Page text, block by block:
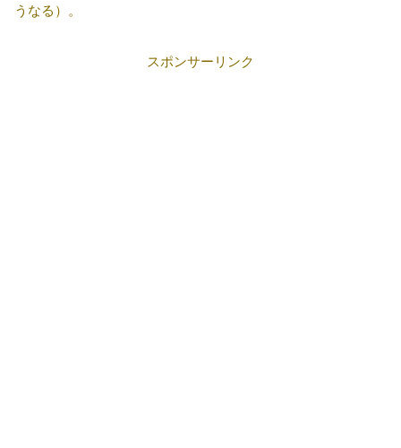
うなる）。
スポンサーリンク